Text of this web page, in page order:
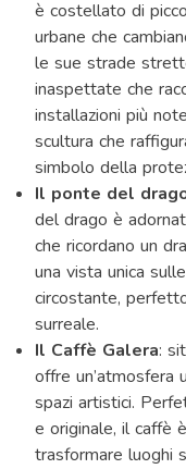
è costellato di
urbane che
le sue strade
inaspettate che
installazioni più
scultura che
simbolo della
Il ponte del
del drago è
che ricordano un
una vista unica
circostante,
surreale.
Il Caffè Galera:
offre un’atmosfera
spazi artistici.
e originale, il caffè
trasformare luoghi